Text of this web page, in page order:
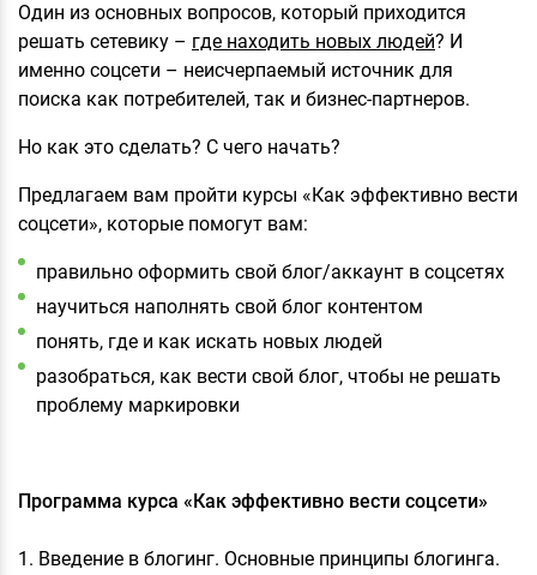
Один из основных вопросов, который приходится
решать сетевику – где находить новых людей? И
именно соцсети – неисчерпаемый источник для
поиска как потребителей, так и бизнес-партнеров.
Но как это сделать? С чего начать?
Предлагаем вам пройти курсы «Как эффективно вести
соцсети», которые помогут вам:
правильно оформить свой блог/аккаунт в соцсетях
научиться наполнять свой блог контентом
понять, где и как искать новых людей
разобраться, как вести свой блог, чтобы не решать
проблему маркировки
Программа курса «Как эффективно вести соцсети»
1. Введение в блогинг. Основные принципы блогинга.